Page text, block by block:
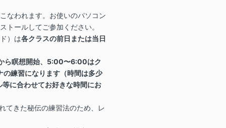
なわれます。お使いのパソコン
トールしてご参加ください。
）は各クラスの前日または当日
ら瞑想開始、5:00〜6:00はク
練習になります（時間は多少
に合わせてお好きな時間にお
てきた秘伝の練習法のため、レ